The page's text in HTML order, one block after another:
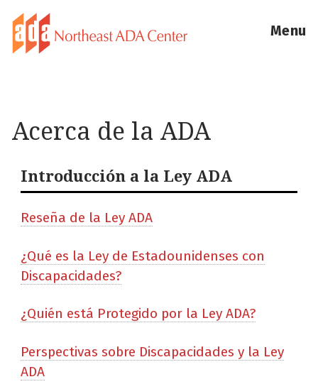
Menu
Acerca de la ADA
Introducción a la Ley ADA
Reseña de la Ley ADA
¿Qué es la Ley de Estadounidenses con
Discapacidades?
¿Quién está Protegido por la Ley ADA?
Perspectivas sobre Discapacidades y la Ley
ADA